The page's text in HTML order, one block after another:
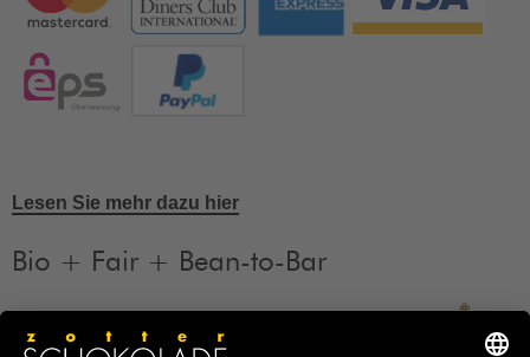
Lesen Sie mehr dazu hier
Bio + Fair + Bean-to-Bar